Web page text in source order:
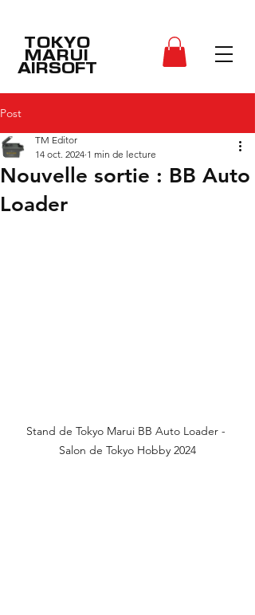
TOKYO
MARUI
AIRSOFT
Post
Nouvelle sortie : BB Auto
Loader
TM Editor
14 oct. 2024 1 min de lecture
Stand de Tokyo Marui BB Auto Loader -
Salon de Tokyo Hobby 2024